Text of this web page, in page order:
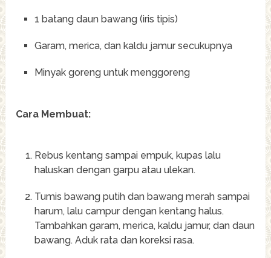
1 batang daun bawang (iris tipis)
Garam, merica, dan kaldu jamur secukupnya
Minyak goreng untuk menggoreng
Cara Membuat:
Rebus kentang sampai empuk, kupas lalu
haluskan dengan garpu atau ulekan.
Tumis bawang putih dan bawang merah sampai
harum, lalu campur dengan kentang halus.
Tambahkan garam, merica, kaldu jamur, dan daun
bawang. Aduk rata dan koreksi rasa.